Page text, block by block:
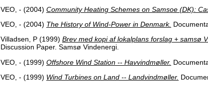
VEO, - (2004) Community Heating Schemes on Samsoe (DK):
VEO, - (2004) The History of Wind-Power in Denmark.
Villadsen, P (1999) Brev med kopi af lokalplans forslag + samsø
Discussion Paper. Samsø Vindenergi.
VEO, - (1999) Offshore Wind Station -- Havvindmøller.
VEO, - (1999) Wind Turbines on Land -- Landvindmøller.